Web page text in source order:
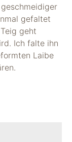
gefaltet
geht
Ich falte ihn
Laibe